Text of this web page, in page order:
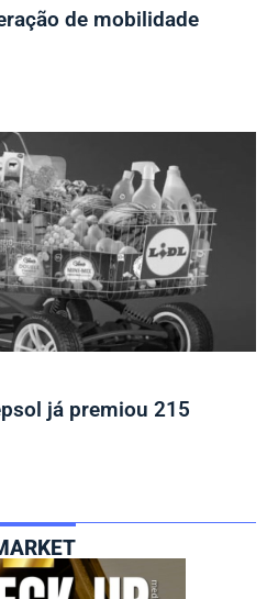
de mobilidade
já premiou 215